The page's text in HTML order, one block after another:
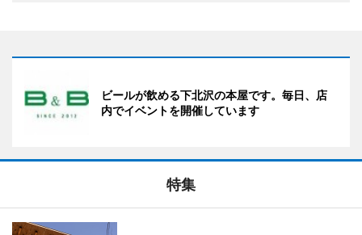
ビールが飲める下北沢の本屋です。毎日、店
内でイベントを開催しています
特集